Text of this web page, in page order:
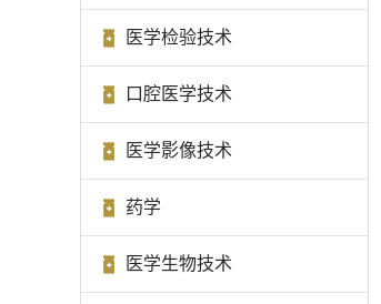
医学检验技术
口腔医学技术
医学影像技术
药学
医学生物技术